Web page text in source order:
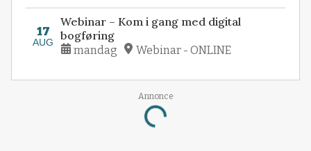
17
AUG
Webinar – Kom i gang med digital
bogføring
mandag Webinar - ONLINE
Annonce
Loading...